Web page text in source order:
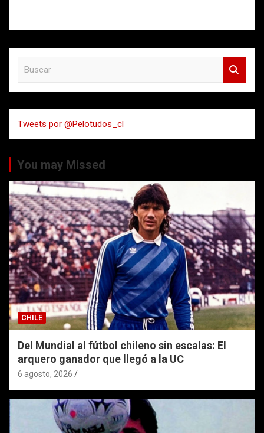
a
r
Tweets por @Pelotudos_cl
You may Missed
CHILE
Del Mundial al fútbol chileno sin escalas: El
arquero ganador que llegó a la UC
6 agosto, 2026